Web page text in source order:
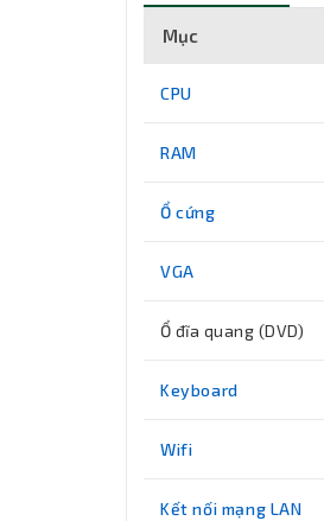
Mục
CPU
RAM
Ổ cứng
VGA
Ổ đĩa quang (DVD)
Keyboard
Wifi
Kết nối mạng LAN